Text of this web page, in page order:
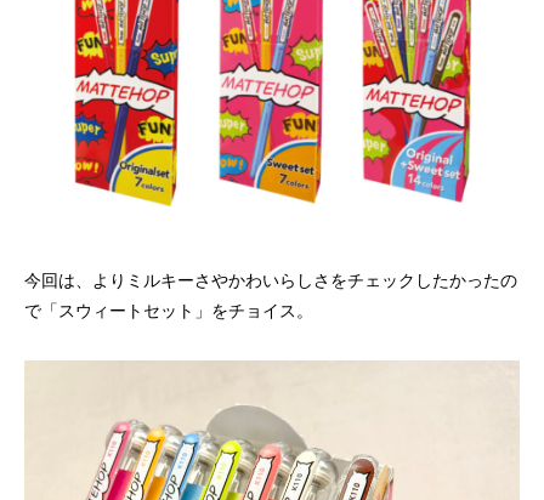
今回は、よりミルキーさやかわいらしさをチェックしたかったの
で「スウィートセット」をチョイス。